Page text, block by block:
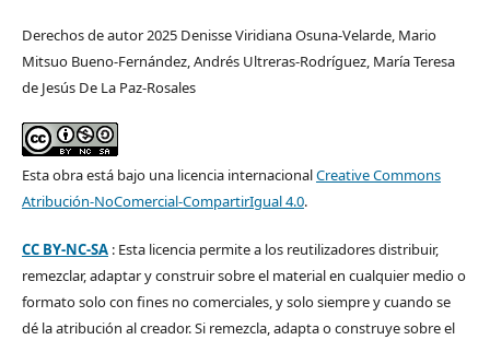
Derechos de autor 2025 Denisse Viridiana Osuna-Velarde, Mario
Mitsuo Bueno-Fernández, Andrés Ultreras-Rodríguez, María Teresa
de Jesús De La Paz-Rosales
Esta obra está bajo una licencia internacionalCreative Commons
Atribución-NoComercial-CompartirIgual 4.0.
CC BY-NC-SA: Esta licencia permite a los reutilizadores distribuir,
remezclar, adaptar y construir sobre el material en cualquier medio o
formato solo con fines no comerciales, y solo siempre y cuando se
dé la atribución al creador. Si remezcla, adapta o construye sobre el